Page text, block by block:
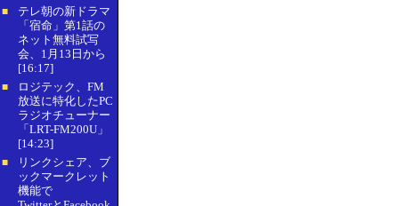
■
テレ朝の新ドラマ
「宿命」第1話の
ネット無料試写
会、1月13日から
[16:17]
■
ロジテック、FM
放送に特化したPC
ラジオチューナー
「LRT-FM200U」
[14:23]
■
リンクシェア、ブ
ックマークレット
機能で